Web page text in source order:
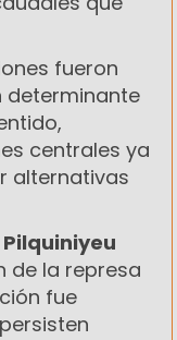
fueron
determinante
centrales ya
alternativas
Pilquiniyeu
de la represa
fue